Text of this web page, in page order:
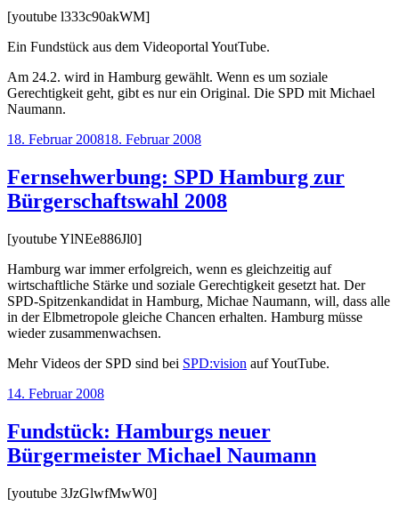
[youtube l333c90akWM]
Ein Fundstück aus dem Videoportal YoutTube.
Am 24.2. wird in Hamburg gewählt. Wenn es um soziale
Gerechtigkeit geht, gibt es nur ein Original. Die SPD mit Michael
Naumann.
Veröffentlicht
18. Februar 200818. Februar 2008
Fernsehwerbung: SPD Hamburg zur
Bürgerschaftswahl 2008
[youtube YlNEe886Jl0]
Hamburg war immer erfolgreich, wenn es gleichzeitig auf
wirtschaftliche Stärke und soziale Gerechtigkeit gesetzt hat. Der
SPD-Spitzenkandidat in Hamburg, Michae Naumann, will, dass alle
in der Elbmetropole gleiche Chancen erhalten. Hamburg müsse
wieder zusammenwachsen.
Mehr Videos der SPD sind bei SPD:vision auf YoutTube.
Veröffentlicht
14. Februar 2008
Fundstück: Hamburgs neuer
Bürgermeister Michael Naumann
[youtube 3JzGlwfMwW0]